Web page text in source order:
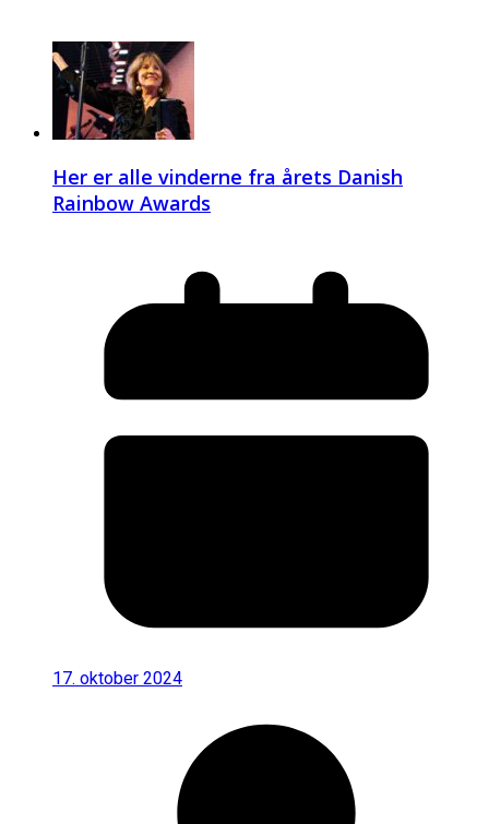
Her er alle vinderne fra årets Danish
Rainbow Awards
17. oktober 2024